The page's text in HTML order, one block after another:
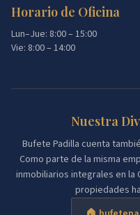
Horario de Oficina
Lun–Jue: 8:00 – 15:00
Vie: 8:00 – 14:00
Nuestra
Bufete Padilla cuenta
Como parte de la misma
inmobiliarios integrales en la
propiedades